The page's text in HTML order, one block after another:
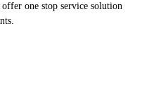
one stop service solution